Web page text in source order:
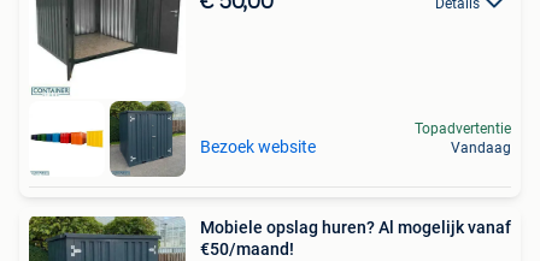
Details
Bezoek website
Topadvertentie
Vandaag
Mobiele opslag huren? Al mogelijk vanaf
€50/maand!